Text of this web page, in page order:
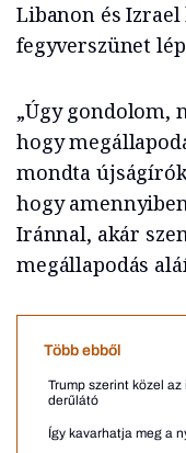
Libanon és Izrael
fegyverszünet
„Úgy gondolom,
hogy
mondta
hogy
Iránnal, akár
megállapodás
Több ebből
Trump szerint közel
derűlátó
Így kavarhatja meg a